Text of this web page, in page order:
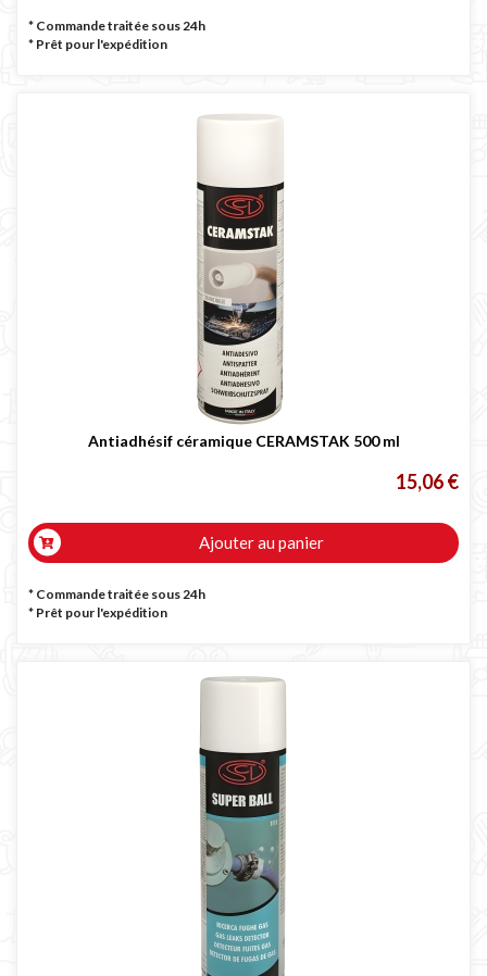
* Commande traitée sous 24h
* Prêt pour l'expédition
Antiadhésif céramique CERAMSTAK 500 ml
15,06 €
Ajouter au panier
* Commande traitée sous 24h
* Prêt pour l'expédition